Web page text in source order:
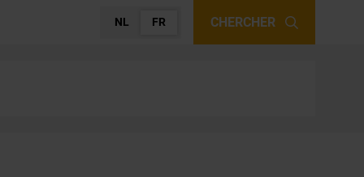
NL FR CHERCHER